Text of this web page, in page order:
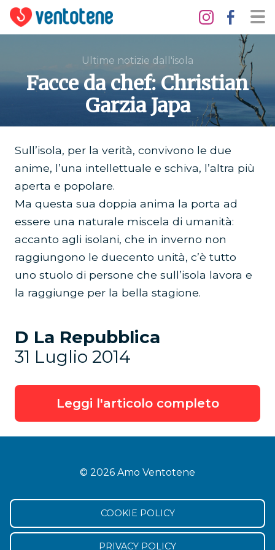
Ultime notizie dall'isola
Facce da chef: Christian
Garzia Japa
Sull’isola, per la verità, convivono le due
anime, l’una intellettuale e schiva, l’altra più
aperta e popolare.
Ma questa sua doppia anima la porta ad
essere una naturale miscela di umanità:
accanto agli isolani, che in inverno non
raggiungono le duecento unità, c’è tutto
uno stuolo di persone che sull’isola lavora e
la raggiunge per la bella stagione.
D La Repubblica
31 Luglio 2014
Leggi l'articolo completo
© 2026 Amo Ventotene
COOKIE POLICY
PRIVACY POLICY